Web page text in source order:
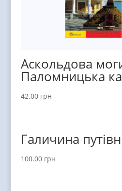
Аскольдова
Паломницька
42.00 грн
Галичина
100.00 грн